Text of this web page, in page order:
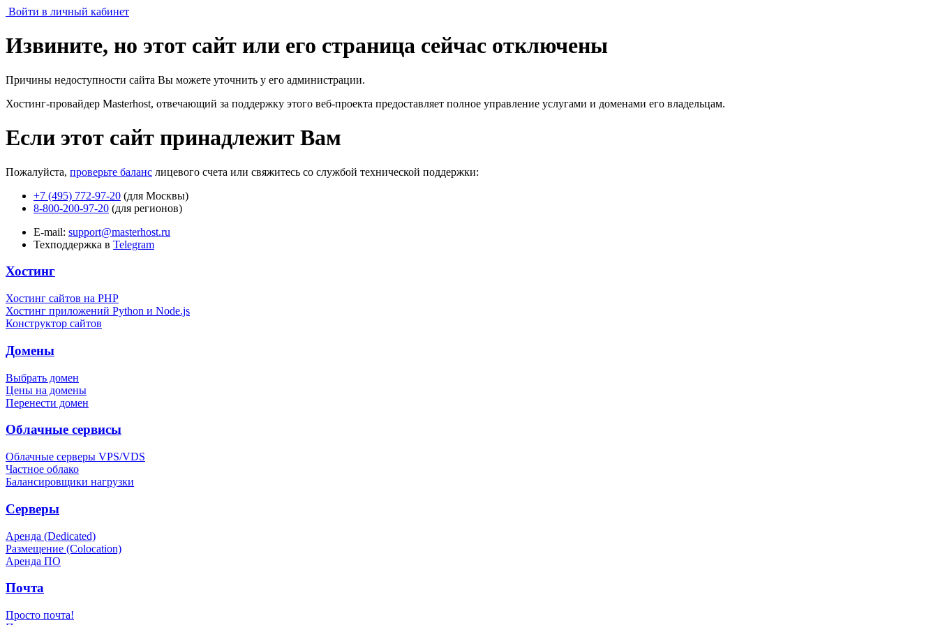
Войти в личный кабинет
Извините, но этот сайт или его страница сейчас отключены
Причины недоступности сайта Вы можете уточнить у его администрации.
Хостинг-провайдер Masterhost, отвечающий за поддержку этого веб-проекта предоставляет полное управление услугами и доменами его владельцам.
Если этот сайт принадлежит Вам
Пожалуйста, проверьте баланс лицевого счета или свяжитесь со службой технической поддержки:
+7 (495) 772-97-20 (для Москвы)
8-800-200-97-20 (для регионов)
E-mail: support@masterhost.ru
Техподдержка в Telegram
Хостинг
Хостинг сайтов на PHP
Хостинг приложений Python и Node.js
Конструктор сайтов
Домены
Выбрать домен
Цены на домены
Перенести домен
Облачные сервисы
Облачные серверы VPS/VDS
Частное облако
Балансировщики нагрузки
Серверы
Аренда (Dedicated)
Размещение (Colocation)
Аренда ПО
Почта
Просто почта!